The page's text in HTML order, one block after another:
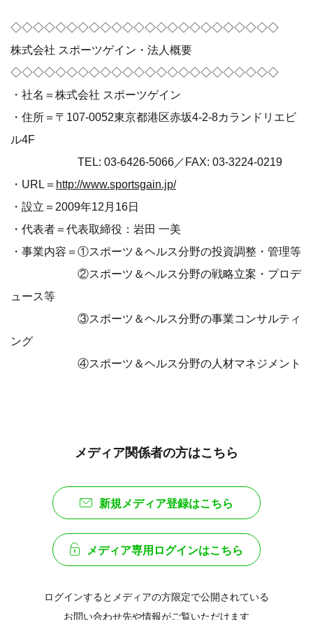
◇◇◇◇◇◇◇◇◇◇◇◇◇◇◇◇◇◇◇◇◇◇◇◇
株式会社 スポーツゲイン・法人概要
◇◇◇◇◇◇◇◇◇◇◇◇◇◇◇◇◇◇◇◇◇◇◇◇
・社名＝株式会社 スポーツゲイン
・住所＝〒107-0052東京都港区赤坂4-2-8カランドリエビ
ル4F
TEL: 03-6426-5066／FAX: 03-3224-0219
・URL＝ http://www.sportsgain.jp/
・設立＝2009年12月16日
・代表者＝代表取締役：岩田 一美
・事業内容＝①スポーツ＆ヘルス分野の投資調整・管理等
②スポーツ＆ヘルス分野の戦略立案・プロデ
ュース等
③スポーツ＆ヘルス分野の事業コンサルティ
ング
④スポーツ＆ヘルス分野の人材マネジメント
メディア関係者の方はこちら
新規メディア登録はこちら
メディア専用ログインはこちら
ログインするとメディアの方限定で公開されている
お問い合わせ先や情報がご覧いただけます